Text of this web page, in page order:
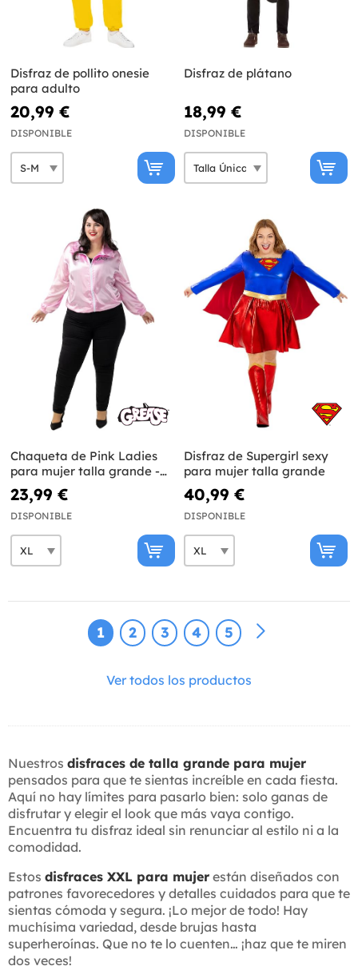
Disfraz de pollito onesie
para adulto
20,99 €
DISPONIBLE
Disfraz de plátano
18,99 €
DISPONIBLE
Chaqueta de Pink Ladies
para mujer talla grande -
Grease
23,99 €
DISPONIBLE
Disfraz de Supergirl sexy
para mujer talla grande
40,99 €
DISPONIBLE
1 2 3 4 5
Ver todos los productos
Nuestros disfraces de talla grande para mujer
pensados para que te sientas increíble en cada fiesta.
Aquí no hay límites para pasarlo bien: solo ganas de
disfrutar y elegir el look que más vaya contigo.
Encuentra tu disfraz ideal sin renunciar al estilo ni a la
comodidad.
Estos disfraces XXL para mujer están diseñados con
patrones favorecedores y detalles cuidados para que te
sientas cómoda y segura. ¡Lo mejor de todo! Hay
muchísima variedad, desde brujas hasta
superheroínas. Que no te lo cuenten… ¡haz que te miren
dos veces!